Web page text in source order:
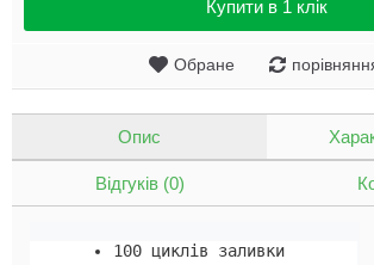
Купити в 1 клік
Обране
Опис
Відгуків (0)
100 циклiв заливки